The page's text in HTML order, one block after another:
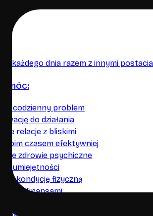
każdego dnia razem z innymi
codzienny problem
do działania
relacje z bliskimi
czasem efektywniej
zdrowie psychiczne
umiejętności
kondycję fizyczną
finansami
w pracy lub w domu